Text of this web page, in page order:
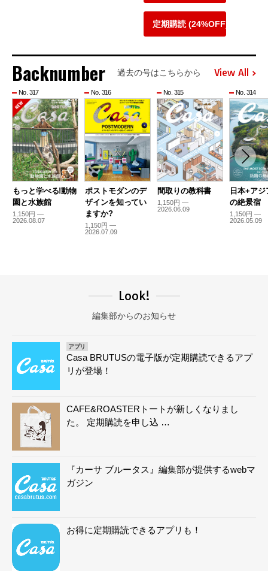
定期購読 (24%OFF)
Backnumber 過去の号はこちらから View All
No. 317
もっと学べる!動物
園と水族館
1,150円 —
2026.08.07
No. 316
ポストモダンのデ
ザインを知ってい
ますか?
1,150円 —
2026.07.09
No. 315
間取りの教科書
1,150円 —
2026.06.09
No. 314
日本+アジ
の絶景宿
1,150円 —
2026.05.09
Look!
編集部からのお知らせ
アプリ
Casa BRUTUSの電子版が定期購読できるアプ
リが登場！
CAFE&ROASTERトートが新しくなりまし
た。 定期購読を申し込 …
『カーサ ブルータス』編集部が提供するwebマ
ガジン
お得に定期購読できるアプリも！